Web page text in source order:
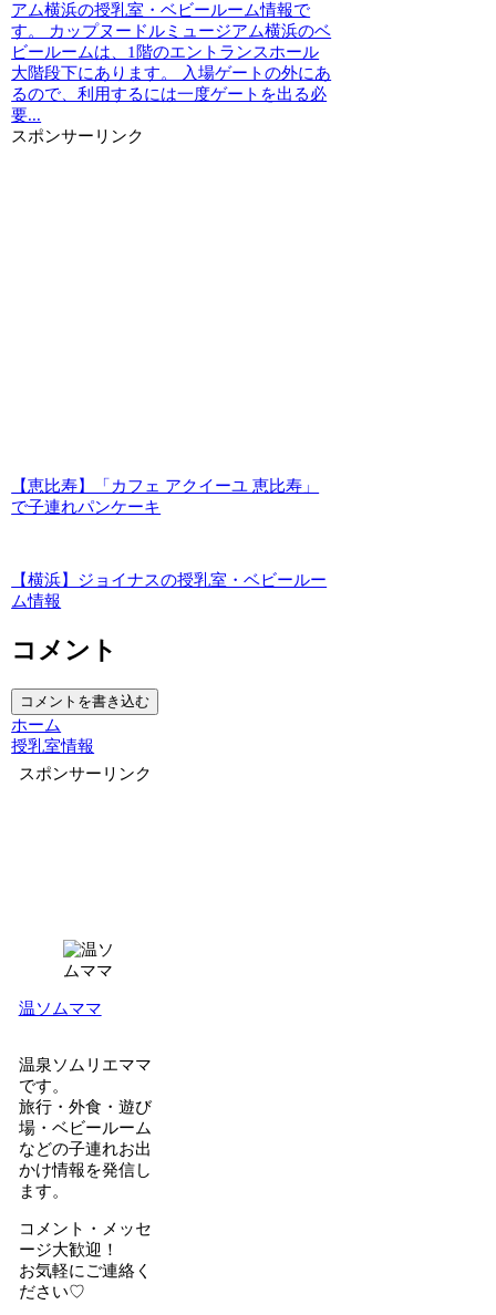
アム横浜の授乳室・ベビールーム情報で
す。 カップヌードルミュージアム横浜のベ
ビールームは、1階のエントランスホール
大階段下にあります。 入場ゲートの外にあ
るので、利用するには一度ゲートを出る必
要...
スポンサーリンク
【恵比寿】「カフェ アクイーユ 恵比寿」
で子連れパンケーキ
【横浜】ジョイナスの授乳室・ベビールー
ム情報
コメント
コメントを書き込む
ホーム
授乳室情報
スポンサーリンク
温ソムママ
温泉ソムリエママ
です。
旅行・外食・遊び
場・ベビールーム
などの子連れお出
かけ情報を発信し
ます。
コメント・メッセ
ージ大歓迎！
お気軽にご連絡く
ださい♡